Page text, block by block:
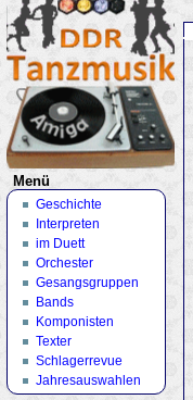
Menü
Geschichte
Interpreten
im Duett
Orchester
Gesangsgruppen
Bands
Komponisten
Texter
Schlagerrevue
Jahresauswahlen